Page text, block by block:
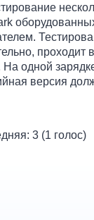
одной
версия
3 (1 голос)